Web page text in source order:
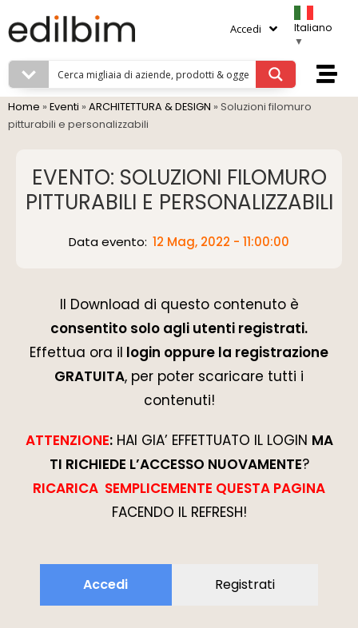
Accedi
Italiano
▼
Home » Eventi » ARCHITETTURA & DESIGN » Soluzioni filomuro
pitturabili e personalizzabili
EVENTO: SOLUZIONI FILOMURO
PITTURABILI E PERSONALIZZABILI
Data evento: 12 Mag, 2022 - 11:00:00
Il Download di questo contenuto è
consentito solo agli utenti registrati.
Effettua ora il login oppure la registrazione
GRATUITA, per poter scaricare tutti i
contenuti!
ATTENZIONE:HAI GIA’ EFFETTUATO IL LOGIN MA
TI RICHIEDE L’ACCESSO NUOVAMENTE?
RICARICA SEMPLICEMENTE QUESTA PAGINA
FACENDO IL REFRESH!
Accedi Registrati